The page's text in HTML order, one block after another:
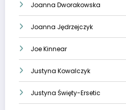
Joanna Dworakowska
Joanna Jędrzejczyk
Joe Kinnear
Justyna Kowalczyk
Justyna Święty-Ersetic